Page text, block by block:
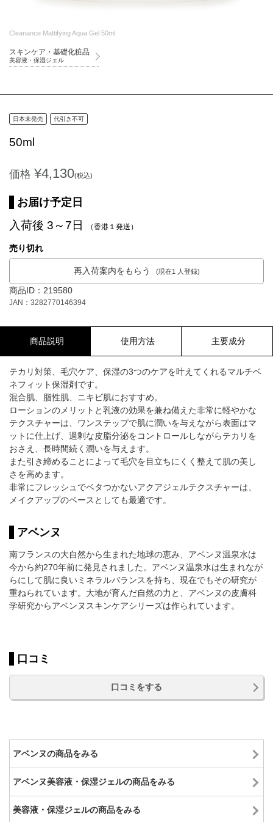
Cleanance Mattifying Aqua Gel 50ml
スキンケア・基礎化粧品
美容液・保湿ジェル
日本未発売 代引き不可
50ml
価格 ¥4,130(税込)
お届け予定日
入荷後 3～7日 （香港１発送）
売り切れ
再入荷案内をもらう (現在1 人登録)
商品ID：219580
JAN：3282770146394
商品説明 使用方法 主要成分
テカリ対策、毛穴ケア、保湿の3つのケアを叶えてくれるマルチベ
ネフィット保湿剤です。
混合肌、脂性肌、ニキビ肌におすすめ。
ローションのメリットと乳液の効果を兼ね備えた非常に軽やかな
テクスチャーは、ワンステップで肌に潤いを与えながら表面はマ
ットに仕上げ、過剰な皮脂分泌をコントロールしながらテカリを
おさえ、長時間続く潤いを与えます。
また引き締めることによって毛穴を目立ちにくく整えて肌の美し
さを高めます。
非常にフレッシュでベタつかないアクアジェルテクスチャーは、
メイクアップのベースとしても最適です。
アベンヌ
南フランスの大自然から生まれた地球の恵み、アベンヌ温泉水は
今から約270年前に発見されました。アベンヌ温泉水は生まれなが
らにして肌に良いミネラルバランスを持ち、現在でもその研究が
重ねられています。大地が育んだ自然の力と、アベンヌの皮膚科
学研究からアベンヌスキンケアシリーズは作られています。
口コミ
口コミをする
アベンヌの商品をみる
アベンヌ美容液・保湿ジェルの商品をみる
美容液・保湿ジェルの商品をみる